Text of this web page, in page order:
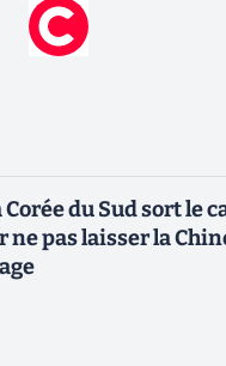
Corée du Sud sort le
ne pas laisser la